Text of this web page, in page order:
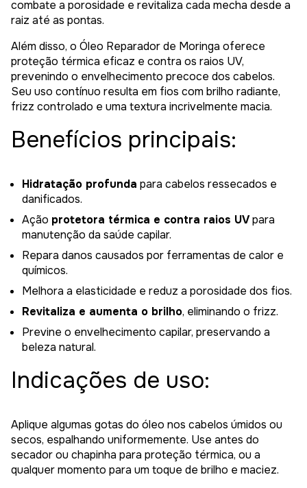
combate a porosidade e revitaliza cada mecha desde a
raiz até as pontas.
Além disso, o Óleo Reparador de Moringa oferece
proteção térmica eficaz e contra os raios UV,
prevenindo o envelhecimento precoce dos cabelos.
Seu uso contínuo resulta em fios com brilho radiante,
frizz controlado e uma textura incrivelmente macia.
Benefícios principais:
Hidratação profunda para cabelos ressecados e
danificados.
Ação protetora térmica e contra raios UVpara
manutenção da saúde capilar.
Repara danos causados por ferramentas de calor e
químicos.
Melhora a elasticidade e reduz a porosidade dos fios.
Revitaliza e aumenta o brilho, eliminando o frizz.
Previne o envelhecimento capilar, preservando a
beleza natural.
Indicações de uso:
Aplique algumas gotas do óleo nos cabelos úmidos ou
secos, espalhando uniformemente. Use antes do
secador ou chapinha para proteção térmica, ou a
qualquer momento para um toque de brilho e maciez.